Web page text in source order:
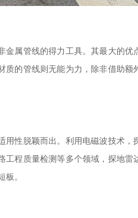
管线的得力工具。其最大的优
的管线则无能为力，除非借助额
脱颖而出。利用电磁波技术，
程质量检测等多个领域，探地
板。